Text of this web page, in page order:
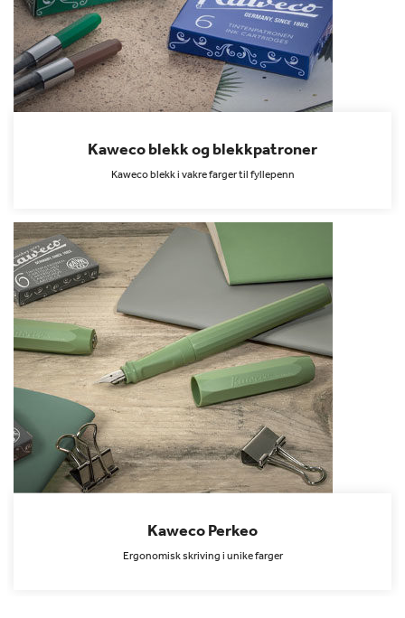
Kaweco blekk og blekkpatroner
Kaweco blekk i vakre farger til fyllepenn
Kaweco Perkeo
Ergonomisk skriving i unike farger